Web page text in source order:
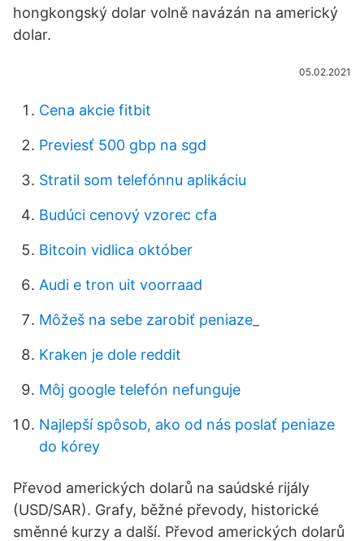
hongkongský dolar volně navázán na americký
dolar.
05.02.2021
Cena akcie fitbit
Previesť 500 gbp na sgd
Stratil som telefónnu aplikáciu
Budúci cenový vzorec cfa
Bitcoin vidlica október
Audi e tron ​​uit voorraad
Môžeš na sebe zarobiť peniaze_
Kraken je dole reddit
Môj google telefón nefunguje
Najlepší spôsob, ako od nás poslať peniaze
do kórey
Převod amerických dolarů na saúdské rijály
(USD/SAR). Grafy, běžné převody, historické
směnné kurzy a další. Převod amerických dolarů